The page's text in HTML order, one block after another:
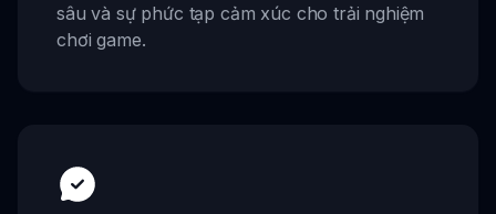
sâu và sự phức tạp cảm xúc cho trải nghiệm
chơi game.